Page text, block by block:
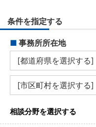
条件を指定する
■ 事務所所在地
相談分野を選択する